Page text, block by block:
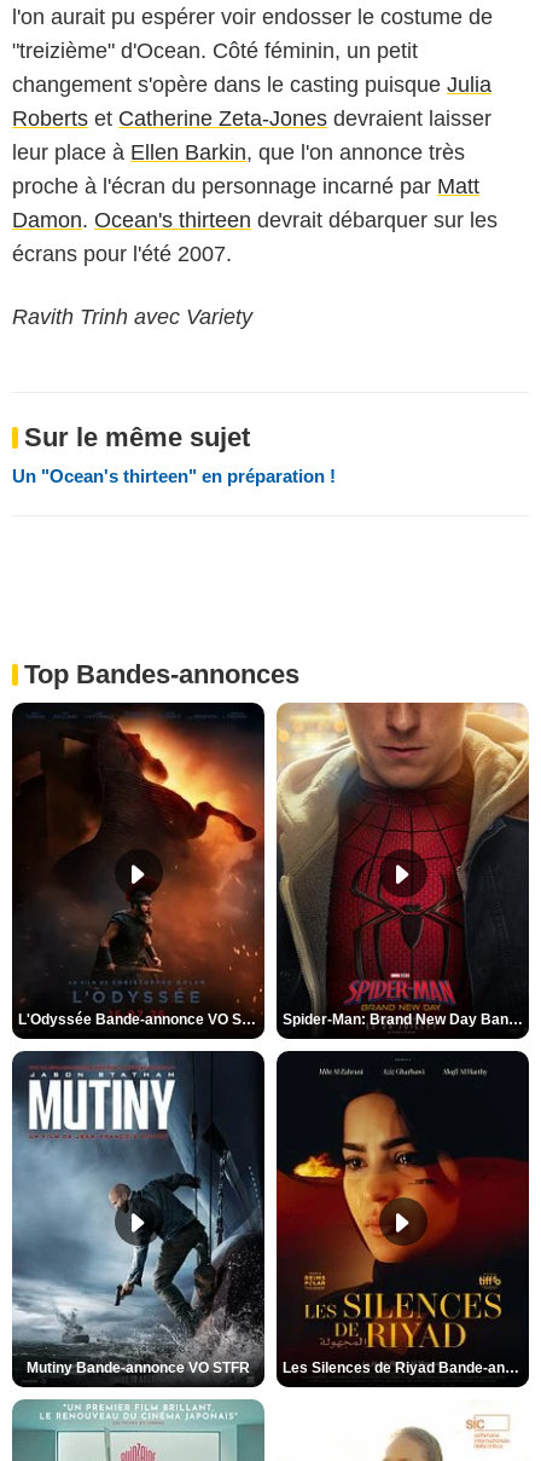
l'on aurait pu espérer voir endosser le costume de
"treizième" d'Ocean. Côté féminin, un petit
changement s'opère dans le casting puisque Julia
Roberts et Catherine Zeta-Jones devraient laisser
leur place à Ellen Barkin, que l'on annonce très
proche à l'écran du personnage incarné par Matt
Damon. Ocean's thirteen devrait débarquer sur les
écrans pour l'été 2007.
Ravith Trinh avec Variety
Sur le même sujet
Un "Ocean's thirteen" en préparation !
Top Bandes-annonces
L'Odyssée Bande-annonce VO STFR Spider-Man: Brand New Day Bande-annonce VO STFR
Mutiny Bande-annonce VO STFR Les Silences de Riyad Bande-annonce VO STFR